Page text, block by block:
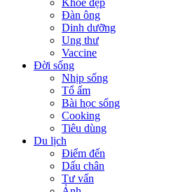
Khỏe đẹp
Đàn ông
Dinh dưỡng
Ung thư
Vaccine
Đời sống
Nhịp sống
Tổ ấm
Bài học sống
Cooking
Tiêu dùng
Du lịch
Điểm đến
Dấu chân
Tư vấn